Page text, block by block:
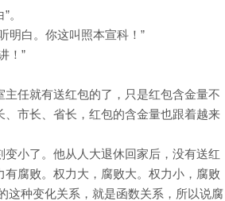
。
明白。你这叫照本宣科！”
！”
任就有送红包的了，只是红包含金量不
市长、省长，红包的含金量也跟着越来
小了。他从人大退休回家后，没有送红
腐败。权力大，腐败大。权力小，腐败
这种变化关系，就是函数关系，所以说腐